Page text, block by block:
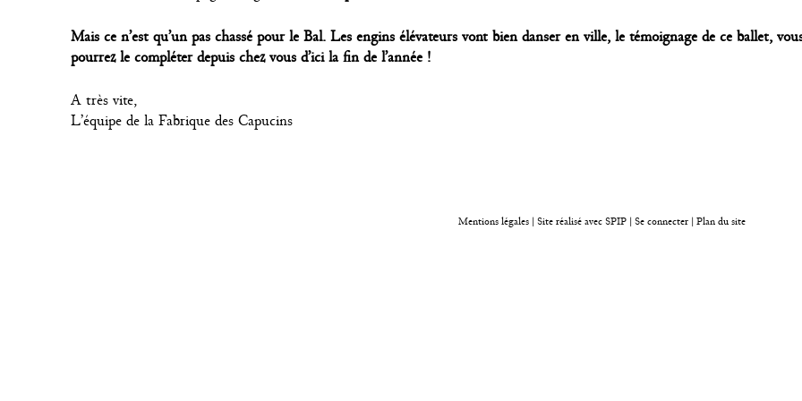
Mais ce n’est qu’un pas chassé pour le Bal. Les engins élévateurs vont bien danser en ville, le témoignage de ce ballet,
pourrez le compléter depuis chez vous d’ici la fin de l’année !
A très vite,
L’équipe de la Fabrique des Capucins
Mentions légales| Site réalisé avec SPIP| Se connecter| Plan du site